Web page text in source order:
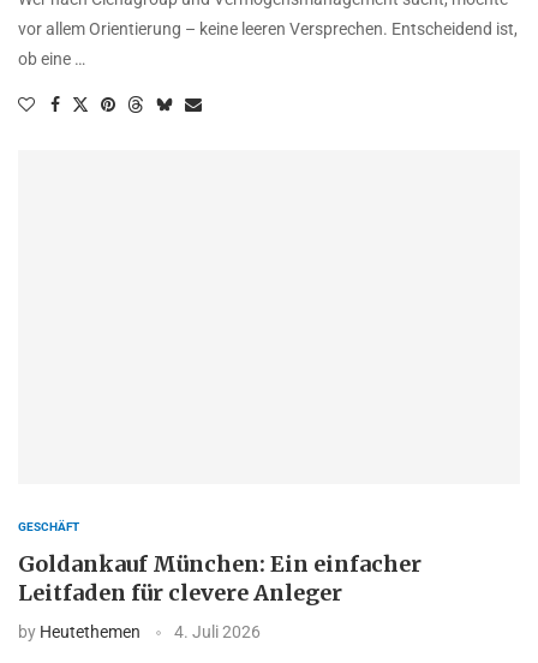
vor allem Orientierung – keine leeren Versprechen. Entscheidend ist,
ob eine …
GESCHÄFT
Goldankauf München: Ein einfacher
Leitfaden für clevere Anleger
by Heutethemen 4. Juli 2026